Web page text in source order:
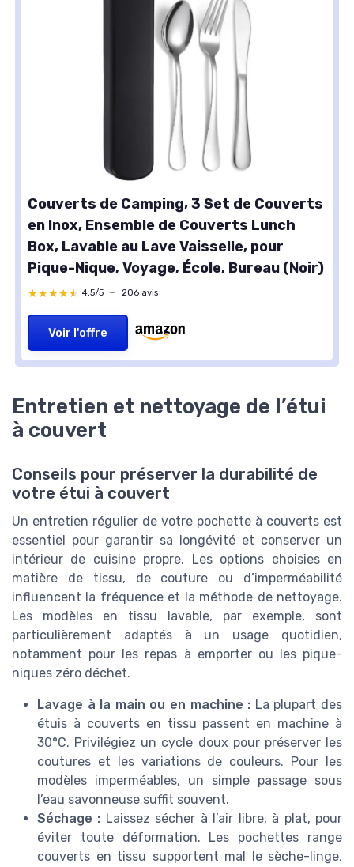
Couverts de Camping, 3 Set de Couverts
en Inox, Ensemble de Couverts Lunch
Box, Lavable au Lave Vaisselle, pour
Pique-Nique, Voyage, École, Bureau (Noir)
★★★★★
★★★★★ 4,5/5 — 206 avis
Voir l'offre
Entretien et nettoyage de l’étui
à couvert
Conseils pour préserver la durabilité de
votre étui à couvert
Un entretien régulier de votre pochette à couverts est
essentiel pour garantir sa longévité et conserver un
intérieur de cuisine propre. Les options choisies en
matière de tissu, de couture ou d’imperméabilité
influencent la fréquence et la méthode de nettoyage.
Les modèles en tissu lavable, par exemple, sont
particulièrement adaptés à un usage quotidien,
notamment pour les repas à emporter ou les pique-
niques zéro déchet.
Lavage à la main ou en machine : La plupart des
étuis à couverts en tissu passent en machine à
30°C. Privilégiez un cycle doux pour préserver les
coutures et les variations de couleurs. Pour les
modèles imperméables, un simple passage sous
l’eau savonneuse suffit souvent.
Séchage : Laissez sécher à l’air libre, à plat, pour
éviter toute déformation. Les pochettes range
couverts en tissu supportent mal le sèche-linge,